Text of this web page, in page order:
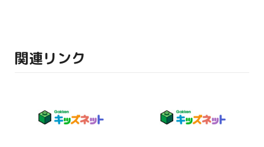
関連リンク